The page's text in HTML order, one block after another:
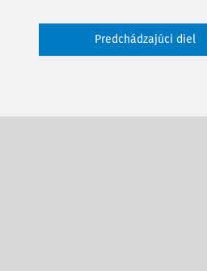
Predchádzajúci diel